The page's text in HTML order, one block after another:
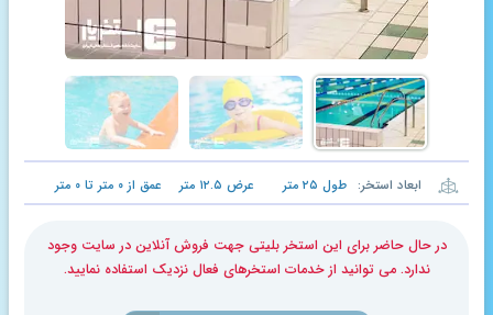
ابعاد استخر: طول ۲۵متر عرض ۱۲.۵ متر عمق از۰ متر تا۰ متر
در حال حاضر برای این استخر بلیتی جهت فروش آنلاین در سایت وجود
ندارد. می توانید از خدمات استخرهای فعال نزدیک استفاده نمایید.